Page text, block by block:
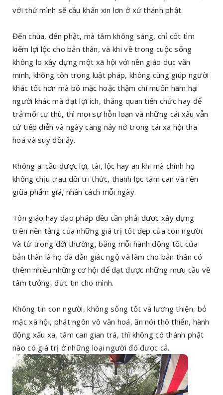
với thứ mình sẽ cầu khấn xin lơn ở xứ thánh phật.
Đến chùa, đến phật, mà tâm không sáng, chỉ cốt tìm
kiếm lợi lộc cho bản thân, và khi về trong cuộc sống
không lo xây dựng một xã hội với nền giáo dục văn
minh, không tôn trọng luật pháp, không cùng giúp người
khác tốt hơn mà bỏ mặc hoặc thậm chí muốn hãm hại
người khác mà đạt lợi ích, thăng quan tiến chức hay để
trả mối tư thù, thì mọi sự hỗn loạn và những cái xấu vẫn
cứ tiếp diễn và ngày càng nảy nở trong cái xã hội tha
hoá và suy đồi ấy.
Không ai cầu được lợi, tài, lộc hay an khi mà chính họ
không chịu trau dồi tri thức, thanh lọc tâm can và rèn
giũa phẩm giá, nhân cách mỗi ngày.
Tôn giáo hay đạo pháp đều cần phải được xây dựng
trên nền tảng của những giá trị tốt đẹp của con người.
Và từ trong đời thường, bằng mỗi hành động tốt của
bản thân là họ đã dần giác ngộ và làm cho bản thân có
thêm nhiều những cơ hội để đạt được những mưu cầu về
tâm tưởng, đức tin cho mình.
Không tin con người, không sống tốt và lương thiện, bỏ
mặc xã hội, phát ngôn vô văn hoá, ăn nói thô thiển, hành
động xấu xa, tâm can gian trá, thì không có thánh phật
nào có giá trị ở những loại người đó được cả.